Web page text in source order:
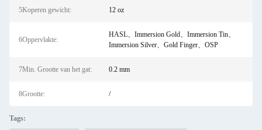
5Koperen gewicht: 12 oz
6Oppervlakte:
HASL、Immersion Gold、Immersion Tin、
Immersion Silver、Gold Finger、OSP
7Min. Grootte van het gat: 0.2 mm
8Grootte: /
Tags: